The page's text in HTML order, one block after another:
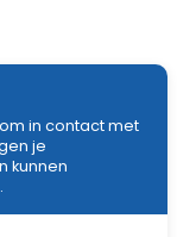
in contact met
je
kunnen